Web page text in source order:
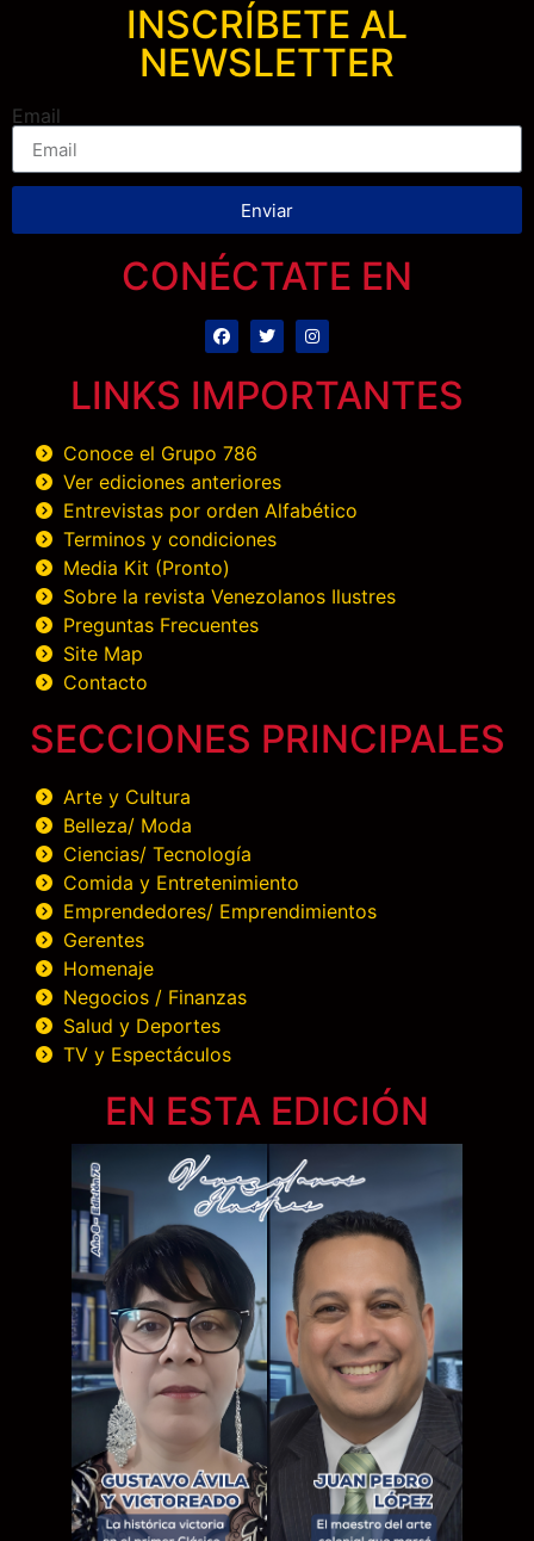
INSCRÍBETE AL
NEWSLETTER
Email
Enviar
CONÉCTATE EN
LINKS IMPORTANTES
Conoce el Grupo 786
Ver ediciones anteriores
Entrevistas por orden Alfabético
Terminos y condiciones
Media Kit (Pronto)
Sobre la revista Venezolanos Ilustres
Preguntas Frecuentes
Site Map
Contacto
SECCIONES PRINCIPALES
Arte y Cultura
Belleza/ Moda
Ciencias/ Tecnología
Comida y Entretenimiento
Emprendedores/ Emprendimientos
Gerentes
Homenaje
Negocios / Finanzas
Salud y Deportes
TV y Espectáculos
EN ESTA EDICIÓN